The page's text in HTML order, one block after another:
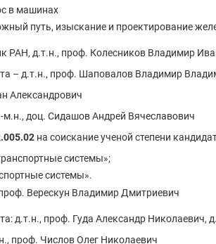
в машинах
путь, изыскание и проектирование
РАН, д.т.н., проф. Колесников Владимир
– д.т.н., проф. Шаповалов Владимир
Александрович
м.н., доц. Сидашов Андрей Вячеславович
на соискание ученой степени
системы»;
системы».
Верескун Владимир Дмитриевич
д.т.н., проф. Гуда Александр
проф. Числов Олег Николаевич